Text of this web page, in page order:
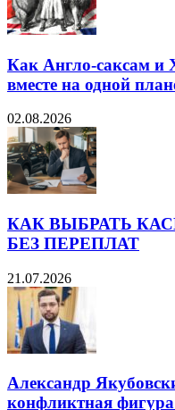
Как Англо-саксам и
вместе на одной
02.08.2026
КАК ВЫБРАТЬ
БЕЗ ПЕРЕПЛАТ
21.07.2026
Александр
конфликтная фигура